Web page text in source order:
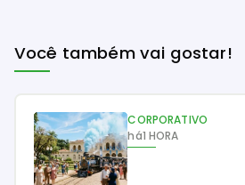
Você também vai gostar!
CORPORATIVO
há1 HORA